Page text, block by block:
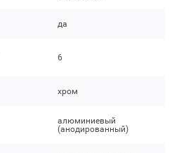
да
6
хром
алюминиевый
(анодированный)